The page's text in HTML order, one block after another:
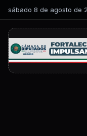
sábado 8 de agosto de